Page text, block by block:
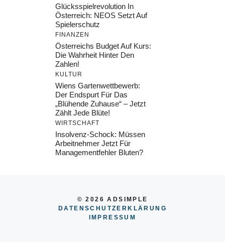
Glücksspielrevolution In
Österreich: NEOS Setzt Auf
Spielerschutz
FINANZEN
Österreichs Budget Auf Kurs:
Die Wahrheit Hinter Den
Zahlen!
KULTUR
Wiens Gartenwettbewerb:
Der Endspurt Für Das
„Blühende Zuhause“ – Jetzt
Zählt Jede Blüte!
WIRTSCHAFT
Insolvenz-Schock: Müssen
Arbeitnehmer Jetzt Für
Managementfehler Bluten?
© 2026 ADSIMPLE
DATENSCHUTZERKLÄRUNG
IMPRESSUM